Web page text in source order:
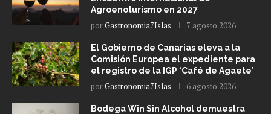
Agroenoturismo en 2027
porGastronomia7Islas 7 agosto 2026
El Gobierno de Canarias eleva a la
Comisión Europea el expediente para
el registro de la IGP ‘Café de Agaete’
porGastronomia7Islas 6 agosto 2026
Bodega Win Sin Alcohol demuestra